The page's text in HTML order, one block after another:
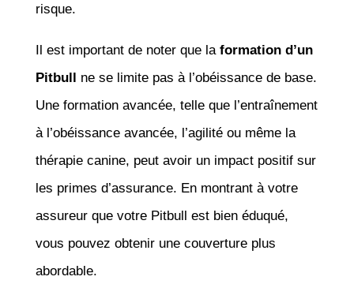
risque.
Il est important de noter que la formation d’un
Pitbull ne se limite pas à l’obéissance de base.
Une formation avancée, telle que l’entraînement
à l’obéissance avancée, l’agilité ou même la
thérapie canine, peut avoir un impact positif sur
les primes d’assurance. En montrant à votre
assureur que votre Pitbull est bien éduqué,
vous pouvez obtenir une couverture plus
abordable.